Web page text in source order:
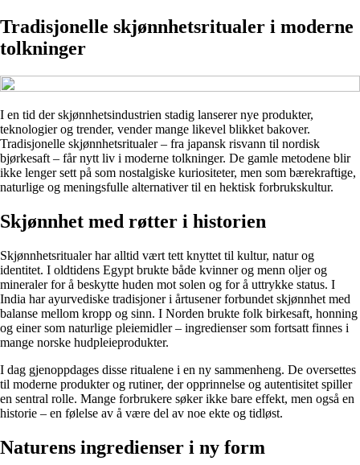
Tradisjonelle skjønnhetsritualer i moderne
tolkninger
I en tid der skjønnhetsindustrien stadig lanserer nye produkter,
teknologier og trender, vender mange likevel blikket bakover.
Tradisjonelle skjønnhetsritualer – fra japansk risvann til nordisk
bjørkesaft – får nytt liv i moderne tolkninger. De gamle metodene blir
ikke lenger sett på som nostalgiske kuriositeter, men som bærekraftige,
naturlige og meningsfulle alternativer til en hektisk forbrukskultur.
Skjønnhet med røtter i historien
Skjønnhetsritualer har alltid vært tett knyttet til kultur, natur og
identitet. I oldtidens Egypt brukte både kvinner og menn oljer og
mineraler for å beskytte huden mot solen og for å uttrykke status. I
India har ayurvediske tradisjoner i årtusener forbundet skjønnhet med
balanse mellom kropp og sinn. I Norden brukte folk birkesaft, honning
og einer som naturlige pleiemidler – ingredienser som fortsatt finnes i
mange norske hudpleieprodukter.
I dag gjenoppdages disse ritualene i en ny sammenheng. De oversettes
til moderne produkter og rutiner, der opprinnelse og autentisitet spiller
en sentral rolle. Mange forbrukere søker ikke bare effekt, men også en
historie – en følelse av å være del av noe ekte og tidløst.
Naturens ingredienser i ny form